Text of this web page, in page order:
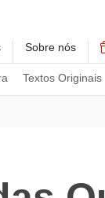
Textos Originais
Sobre nós